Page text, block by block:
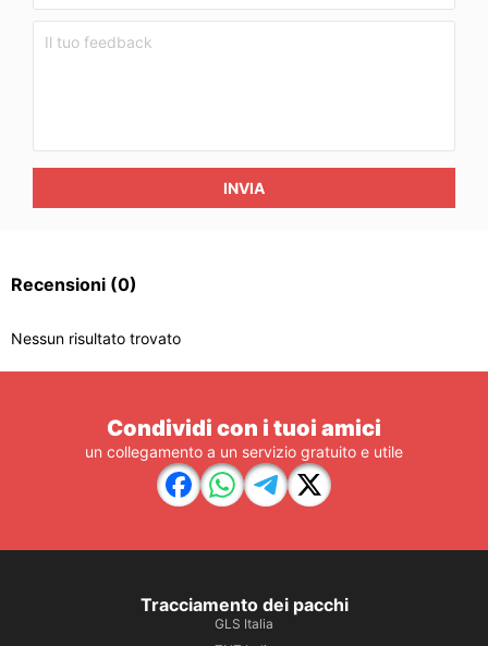
INVIA
Recensioni (0)
Nessun risultato trovato
Condividi con i tuoi amici
un collegamento a un servizio gratuito e utile
Tracciamento dei pacchi
GLS Italia